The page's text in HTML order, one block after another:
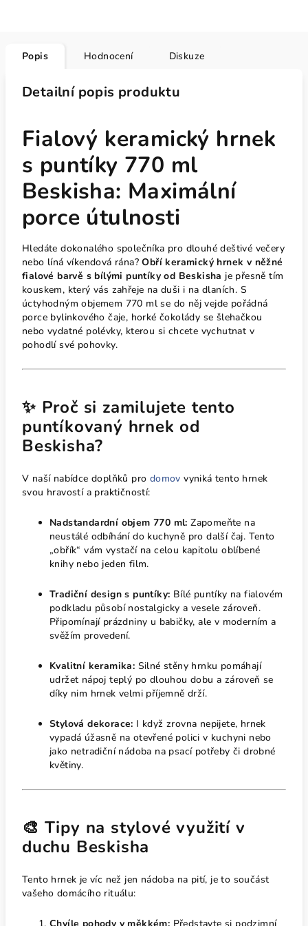
Popis Hodnocení Diskuze
Detailní popis produktu
Fialový keramický hrnek
s puntíky 770 ml
Beskisha: Maximální
porce útulnosti
Hledáte dokonalého společníka pro dlouhé deštivé večery
nebo líná víkendová rána?Obří keramický hrnek v něžné
fialové barvě s bílými puntíky od Beskisha je přesně tím
kouskem, který vás zahřeje na duši i na dlaních. S
úctyhodným objemem 770 ml se do něj vejde pořádná
porce bylinkového čaje, horké čokolády se šlehačkou
nebo vydatné polévky, kterou si chcete vychutnat v
pohodlí své pohovky.
✨ Proč si zamilujete tento
puntíkovaný hrnek od
Beskisha?
V naší nabídce doplňků pro domov vyniká tento hrnek
svou hravostí a praktičností:
Nadstandardní objem 770 ml: Zapomeňte na
neustálé odbíhání do kuchyně pro další čaj. Tento
„obřík“ vám vystačí na celou kapitolu oblíbené
knihy nebo jeden film.
Tradiční design s puntíky: Bílé puntíky na fialovém
podkladu působí nostalgicky a vesele zároveň.
Připomínají prázdniny u babičky, ale v moderním a
svěžím provedení.
Kvalitní keramika: Silné stěny hrnku pomáhají
udržet nápoj teplý po dlouhou dobu a zároveň se
díky nim hrnek velmi příjemně drží.
Stylová dekorace: I když zrovna nepijete, hrnek
vypadá úžasně na otevřené polici v kuchyni nebo
jako netradiční nádoba na psací potřeby či drobné
květiny.
🎨 Tipy na stylové využití v
duchu Beskisha
Tento hrnek je víc než jen nádoba na pití, je to součást
vašeho domácího rituálu: